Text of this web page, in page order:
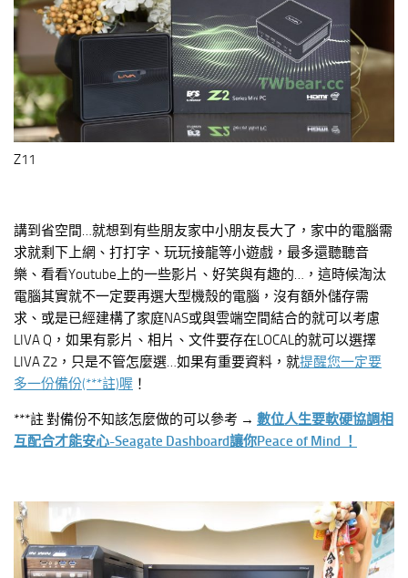
Z11
講到省空間…就想到有些朋友家中小朋友長大了，家中的電腦需
求就剩下上網、打打字、玩玩接龍等小遊戲，最多還聽聽音
樂、看看Youtube上的一些影片、好笑與有趣的…，這時候淘汰
電腦其實就不一定要再選大型機殼的電腦，沒有額外儲存需
求、或是已經建構了家庭NAS或與雲端空間結合的就可以考慮
LIVA Q，如果有影片、相片、文件要存在LOCAL的就可以選擇
LIVA Z2，只是不管怎麼選…如果有重要資料，就提醒您一定要
多一份備份(***註)喔 ！
***註 對備份不知該怎麼做的可以參考 → 數位人生要軟硬協調相
互配合才能安心-Seagate Dashboard讓你Peace of Mind ！